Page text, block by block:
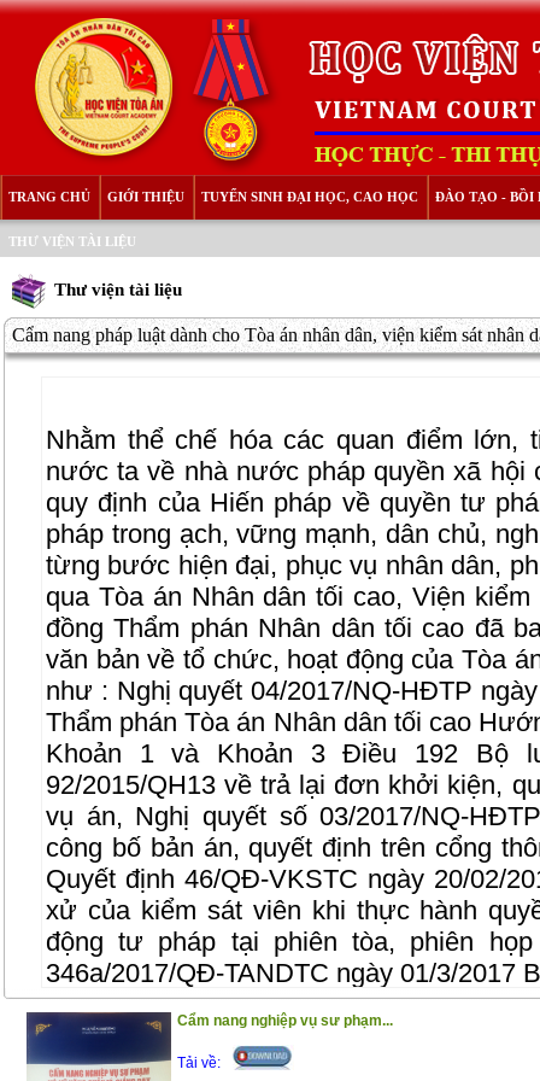
TRANG CHỦ GIỚI THIỆU TUYỂN SINH ĐẠI HỌC, CAO HỌC ĐÀO TẠO - BỒI
THƯ VIỆN TÀI LIỆU
Thư viện tài liệu
Cẩm nang pháp luật dành cho Tòa án nhân dân, viện kiểm sát nhân
Nhằm thể chế hóa các quan điểm lớn,
nước ta về nhà nước pháp quyền xã hội
quy định của Hiến pháp về quyền tư
pháp trong ạch, vững mạnh, dân chủ,
từng bước hiện đại, phục vụ nhân dân,
qua Tòa án Nhân dân tối cao, Viện
đồng Thẩm phán Nhân dân tối cao đã
văn bản về tổ chức, hoạt động của Tòa
như : Nghị quyết 04/2017/NQ-HĐTP
Thẩm phán Tòa án Nhân dân tối cao
Khoản 1 và Khoản 3 Điều 192 Bộ
92/2015/QH13 về trả lại đơn khởi kiện,
vụ án, Nghị quyết số 03/2017/NQ-
công bố bản án, quyết định trên cổng
Quyết định 46/QĐ-VKSTC ngày 20/02/
xử của kiểm sát viên khi thực hành
động tư pháp tại phiên tòa, phiên
346a/2017/QĐ-TANDTC ngày 01/3/2017
kiểm tra trong tòa án nhân dân…
Để phổ biến những quy định mới liên
Cẩm nang nghiệp vụ sư phạm...
Tải về: